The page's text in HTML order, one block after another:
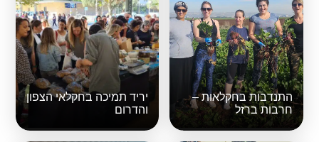
התנדבות בחקלאות –
חרבות ברזל
יריד תמיכה בחקלאי הצפון
והדרום